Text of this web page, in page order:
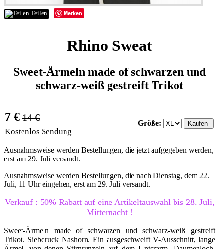
Teilen Merken
Rhino Sweat
Sweet-Ärmeln made of schwarzen und
schwarz-weiß gestreift Trikot
7 € 14 €
Kostenlos Sendung
Größe:
Ausnahmsweise werden Bestellungen, die jetzt aufgegeben werden,
erst am 29. Juli versandt.
Ausnahmsweise werden Bestellungen, die nach Dienstag, dem 22.
Juli, 11 Uhr eingehen, erst am 29. Juli versandt.
Verkauf : 50% Rabatt auf eine Artikeltauswahl bis 28. Juli,
Mitternacht !
Sweet-Ärmeln made of schwarzen und schwarz-weiß gestreift
Trikot. Siebdruck Nashorn. Ein ausgeschweift V-Ausschnitt, lange